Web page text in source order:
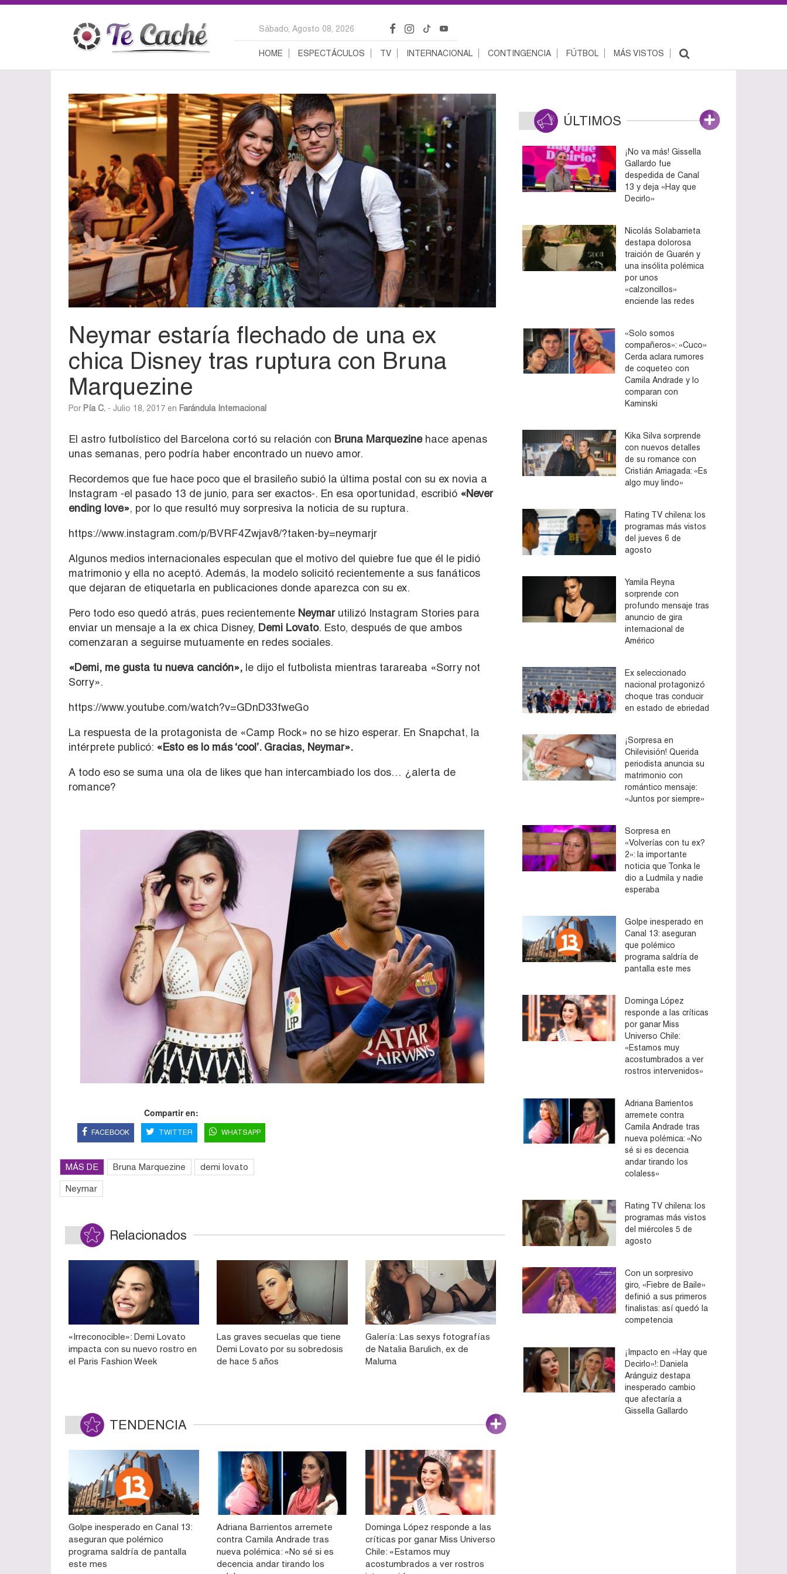
Sábado, Agosto 08, 2026
HOME ESPECTÁCULOS TV INTERNACIONAL CONTINGENCIA FÚTBOL MÁS VISTOS
Neymar estaría flechado de una ex
chica Disney tras ruptura con Bruna
Marquezine
Por Pía C. - Julio 18, 2017 en Farándula Internacional
El astro futbolístico del Barcelona cortó su relación con Bruna Marquezinehace apenas
unas semanas, pero podría haber encontrado un nuevo amor.
Recordemos que fue hace poco que el brasileño subió la última postal con su ex novia a
Instagram -el pasado 13 de junio, para ser exactos-. En esa oportunidad, escribió «Never
ending love», por lo que resultó muy sorpresiva la noticia de su ruptura.
https://www.instagram.com/p/BVRF4Zwjav8/?taken-by=neymarjr
Algunos medios internacionales especulan que el motivo del quiebre fue que él le pidió
matrimonio y ella no aceptó. Además, la modelo solicitó recientemente a sus fanáticos
que dejaran de etiquetarla en publicaciones donde aparezca con su ex.
Pero todo eso quedó atrás, pues recientemente Neymar utilizó Instagram Stories para
enviar un mensaje a la ex chica Disney, Demi Lovato. Esto, después de que ambos
comenzaran a seguirse mutuamente en redes sociales.
«Demi, me gusta tu nueva canción», le dijo el futbolista mientras tarareaba «Sorry not
Sorry».
https://www.youtube.com/watch?v=GDnD33fweGo
La respuesta de la protagonista de «Camp Rock» no se hizo esperar. En Snapchat, la
intérprete publicó: «Esto es lo más ‘cool’. Gracias, Neymar».
A todo eso se suma una ola de likes que han intercambiado los dos… ¿alerta de
romance?
Compartir en:
FACEBOOK TWITTER WHATSAPP
MÁS DE Bruna Marquezine demi lovato
Neymar
Relacionados
«Irreconocible»: Demi Lovato
impacta con su nuevo rostro en
el Paris Fashion Week
Las graves secuelas que tiene
Demi Lovato por su sobredosis
de hace 5 años
Galería: Las sexys fotografías
de Natalia Barulich, ex de
Maluma
TENDENCIA
Golpe inesperado en Canal 13:
aseguran que polémico
programa saldría de pantalla
este mes
Adriana Barrientos arremete
contra Camila Andrade tras
nueva polémica: «No sé si es
decencia andar tirando los
Dominga López responde a las
críticas por ganar Miss Universo
Chile: «Estamos muy
acostumbrados a ver rostros
ÚLTIMOS
¡No va más! Gissella
Gallardo fue
despedida de Canal
13 y deja «Hay que
Decirlo»
Nicolás Solabarrieta
destapa dolorosa
traición de Guarén y
una insólita polémica
por unos
«calzoncillos»
enciende las redes
«Solo somos
compañeros»: «Cuco»
Cerda aclara rumores
de coqueteo con
Camila Andrade y lo
comparan con
Kaminski
Kika Silva sorprende
con nuevos detalles
de su romance con
Cristián Arriagada: «Es
algo muy lindo»
Rating TV chilena: los
programas más vistos
del jueves 6 de
agosto
Yamila Reyna
sorprende con
profundo mensaje tras
anuncio de gira
internacional de
Américo
Ex seleccionado
nacional protagonizó
choque tras conducir
en estado de ebriedad
¡Sorpresa en
Chilevisión! Querida
periodista anuncia su
matrimonio con
romántico mensaje:
«Juntos por siempre»
Sorpresa en
«Volverías con tu ex?
2»: la importante
noticia que Tonka le
dio a Ludmila y nadie
esperaba
Golpe inesperado en
Canal 13: aseguran
que polémico
programa saldría de
pantalla este mes
Dominga López
responde a las críticas
por ganar Miss
Universo Chile:
«Estamos muy
acostumbrados a ver
rostros intervenidos»
Adriana Barrientos
arremete contra
Camila Andrade tras
nueva polémica: «No
sé si es decencia
andar tirando los
colaless»
Rating TV chilena: los
programas más vistos
del miércoles 5 de
agosto
Con un sorpresivo
giro, «Fiebre de Baile»
definió a sus primeros
finalistas: así quedó la
competencia
¡Impacto en «Hay que
Decirlo»!: Daniela
Aránguiz destapa
inesperado cambio
que afectaría a
Gissella Gallardo